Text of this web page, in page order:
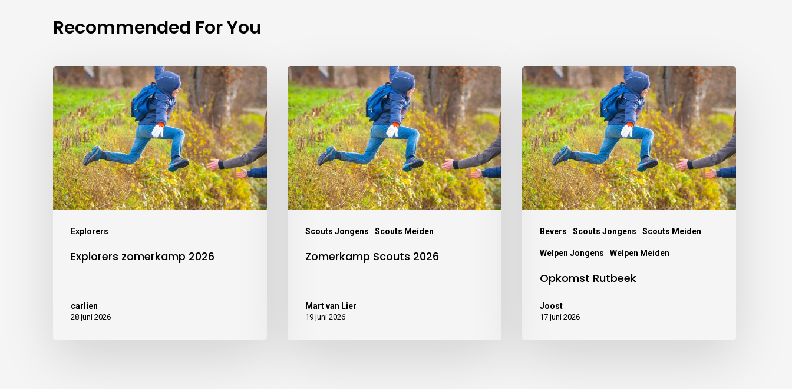
Recommended For You
Explorers
Explorers zomerkamp 2026
carlien
28 juni 2026
Scouts Jongens Scouts Meiden
Zomerkamp Scouts 2026
Mart van Lier
19 juni 2026
Bevers Scouts Jongens Scouts Meiden
Welpen Jongens Welpen Meiden
Opkomst Rutbeek
Joost
17 juni 2026